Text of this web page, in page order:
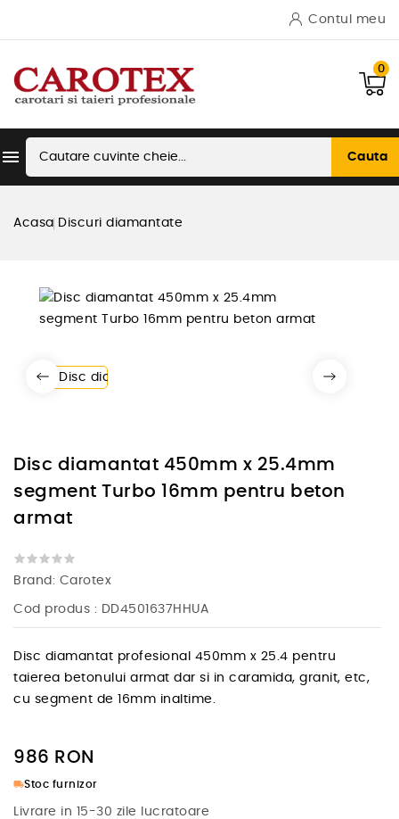
Contul meu
0
 Cauta
Acasa Discuri diamantate
Disc diamantat 450mm x 25.4mm
segment Turbo 16mm pentru beton
armat
Brand: Carotex
Cod produs : DD4501637HHUA
Disc diamantat profesional 450mm x 25.4 pentru
taierea betonului armat dar si in caramida, granit, etc,
cu segment de 16mm inaltime.
986 RON
local_shippingStoc furnizor
Livrare in 15-30 zile lucratoare